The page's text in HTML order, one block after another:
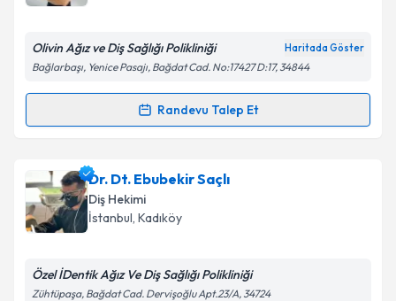
Kişisel verilerimin işlenmesine ilişkin
Metni'ni okudum ve kişisel verilerimin belirtilen
Takvim Talebini Gönder
Olivin Ağız ve Diş Sağlığı Polikliniği Haritada Göster
Bağlarbaşı, Yenice Pasajı, Bağdat Cad. No:17427 D:17, 34844
Randevu Talep Et
Randevu Takvimi Talebi
Dt. Ahmet Efekan Uçariçin randevu takvimi talebi
oluşturun. Size bu uzmandan randevu almanız için bir
takvim hazırlandığında e-posta ile bilgilendireceğiz.
Dr. Dt. Ebubekir Saçlı
Diş Hekimi
İstanbul, Kadıköy
Özel İDentik Ağız Ve Diş Sağlığı Polikliniği
Zühtüpaşa, Bağdat Cad. Dervişoğlu Apt.23/A, 34724